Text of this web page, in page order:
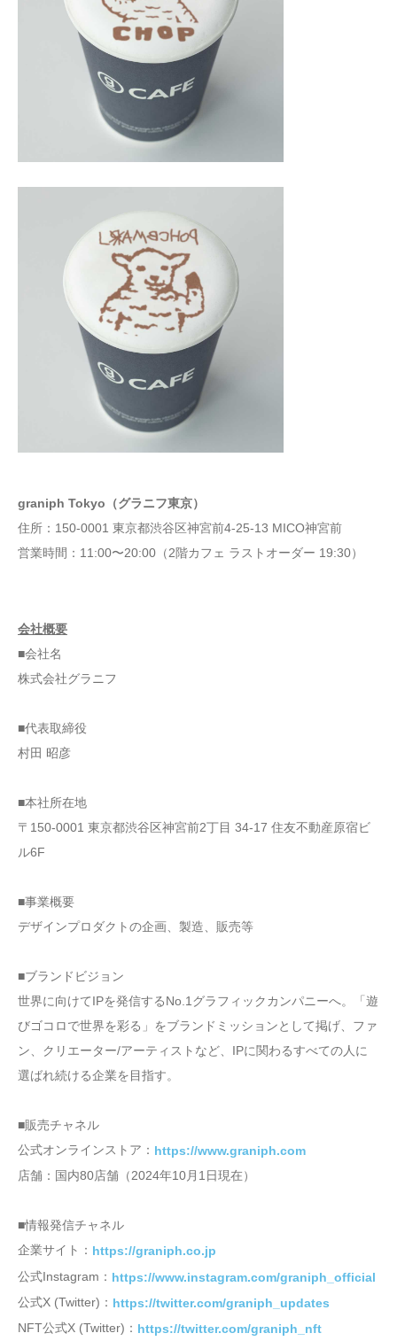
graniph Tokyo（グラニフ東京）
住所：150-0001 東京都渋谷区神宮前4-25-13 MICO神宮前
営業時間：11:00〜20:00（2階カフェ ラストオーダー 19:30）
会社概要
■会社名
株式会社グラニフ
■代表取締役
村田 昭彦
■本社所在地
〒150-0001 東京都渋谷区神宮前2丁目 34-17 住友不動産原宿ビ
ル6F
■事業概要
デザインプロダクトの企画、製造、販売等
■ブランドビジョン
世界に向けてIPを発信するNo.1グラフィックカンパニーへ。「遊
びゴコロで世界を彩る」をブランドミッションとして掲げ、ファ
ン、クリエーター/アーティストなど、IPに関わるすべての人に
選ばれ続ける企業を目指す。
■販売チャネル
公式オンラインストア： https://www.graniph.com
店舗：国内80店舗（2024年10月1日現在）
■情報発信チャネル
企業サイト： https://graniph.co.jp
公式Instagram： https://www.instagram.com/graniph_official
公式X (Twitter)： https://twitter.com/graniph_updates
NFT公式X (Twitter)： https://twitter.com/graniph_nft